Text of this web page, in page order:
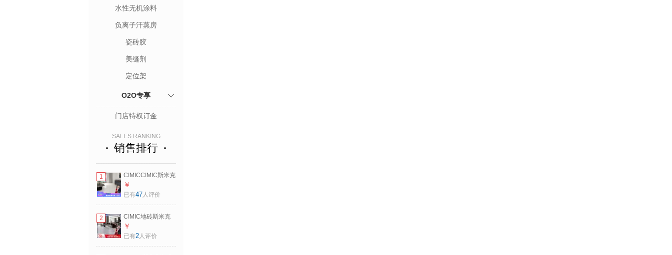
水性无机涂料
负离子汗蒸房
瓷砖胶
美缝剂
定位架
O2O专享
门店特权订金
SALES RANKING
销售排行
1
CIMICCIMIC斯米克
瓷砖厨卫生间墙现
代简约800*800客
800*800_一片价，
3片/箱
￥
已有47人评价
2
CIMIC地砖斯米克
800*800防滑耐磨
客厅餐厅耐磨地板
￥
已有2人评价